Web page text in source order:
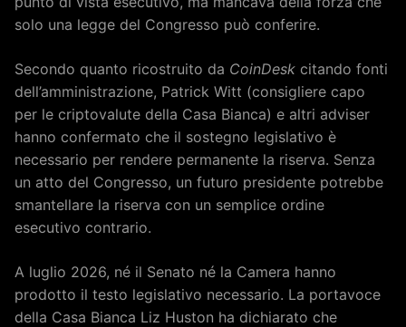
solo una legge del Congresso può conferire.
Secondo quanto ricostruito da CoinDesk citando fonti
dell’amministrazione, Patrick Witt (consigliere capo
per le criptovalute della Casa Bianca) e altri adviser
hanno confermato che il sostegno legislativo è
necessario per rendere permanente la riserva. Senza
un atto del Congresso, un futuro presidente potrebbe
smantellare la riserva con un semplice ordine
esecutivo contrario.
A luglio 2026, né il Senato né la Camera hanno
prodotto il testo legislativo necessario. La portavoce
della Casa Bianca Liz Huston ha dichiarato che